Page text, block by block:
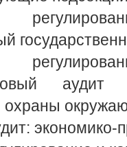
охраны
экономико-